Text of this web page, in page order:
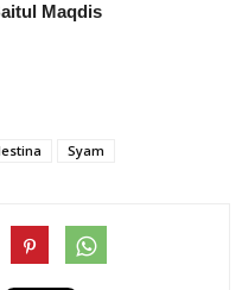
Maqdis
Syam